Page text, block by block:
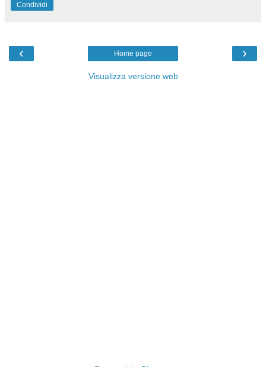
Condividi
‹ ›
Home page
Visualizza versione web